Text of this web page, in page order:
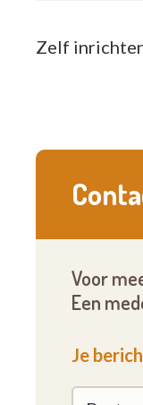
Zelf
Voor
Een
Je